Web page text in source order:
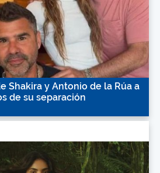
Shakira y Antonio de la Rúa a
de su separación